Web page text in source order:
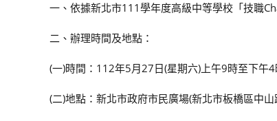
一、依據新北市111學年度高級中等學校「技職
二、辦理時間及地點：
(一)時間：112年5月27日(星期六)上午9時至下午
(二)地點：新北市政府市民廣場(新北市板橋區中山